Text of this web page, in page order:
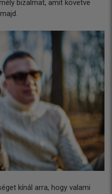
bizalmat, amit követve
kínál arra, hogy valami